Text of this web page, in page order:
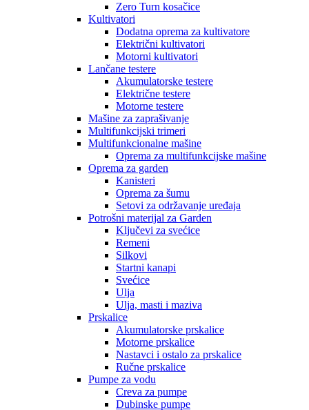
Zero Turn kosačice
Kultivatori
Dodatna oprema za kultivatore
Električni kultivatori
Motorni kultivatori
Lančane testere
Akumulatorske testere
Električne testere
Motorne testere
Mašine za zaprašivanje
Multifunkcijski trimeri
Multifunkcionalne mašine
Oprema za multifunkcijske mašine
Oprema za garden
Kanisteri
Oprema za šumu
Setovi za održavanje uređaja
Potrošni materijal za Garden
Ključevi za svećice
Remeni
Silkovi
Startni kanapi
Svećice
Ulja
Ulja, masti i maziva
Prskalice
Akumulatorske prskalice
Motorne prskalice
Nastavci i ostalo za prskalice
Ručne prskalice
Pumpe za vodu
Creva za pumpe
Dubinske pumpe